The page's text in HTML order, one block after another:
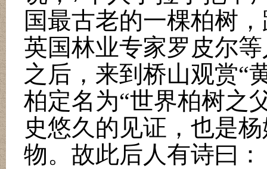
国最古老的一棵柏树
英国林业专家罗皮尔
之后，来到桥山观赏“
柏定名为“世界柏树之
史悠久的见证，也是
物。故此后人有诗曰：